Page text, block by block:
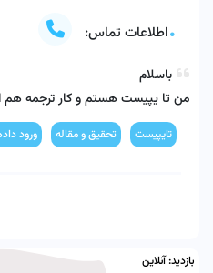
اطلاعات تماس:
تایپیست تحقیق و مقاله ورود
خیلی خوشحال میشم که بتونم
بازدید:آنلاین